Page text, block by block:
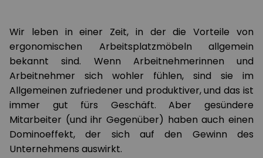
Wir leben in einer Zeit, in der die Vorteile von
ergonomischen Arbeitsplatzmöbeln allgemein
bekannt sind. Wenn Arbeitnehmerinnen und
Arbeitnehmer sich wohler fühlen, sind sie im
Allgemeinen zufriedener und produktiver, und das ist
immer gut fürs Geschäft. Aber gesündere
Mitarbeiter (und ihr Gegenüber) haben auch einen
Dominoeffekt, der sich auf den Gewinn des
Unternehmens auswirkt.